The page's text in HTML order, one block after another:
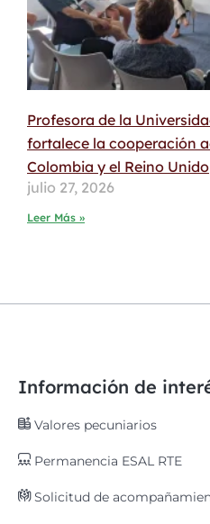
Profesora de la
fortalece la cooperación
Colombia y el Reino Unido
julio 27, 2026
Leer Más »
Información de
Valores pecuniarios
Permanencia ESAL RTE
Solicitud de